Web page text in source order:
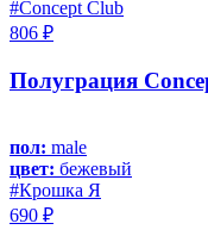
#Concept Club
806 ₽
Полуграция
пол: male
цвет: бежевый
#Крошка Я
690 ₽